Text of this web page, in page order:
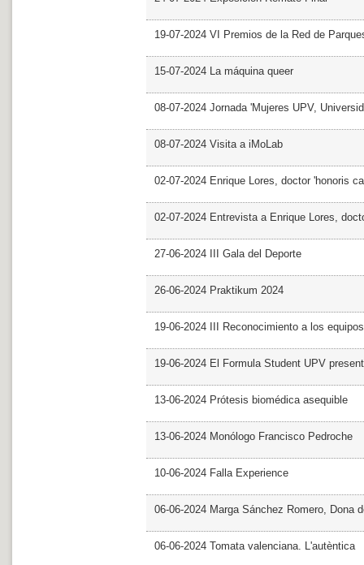
19-07-2024 VI Premios de la Red de
15-07-2024 La máquina queer
08-07-2024 Jornada 'Mujeres UPV,
08-07-2024 Visita a iMoLab
02-07-2024 Enrique Lores, doctor 'honoris
02-07-2024 Entrevista a Enrique Lores,
27-06-2024 III Gala del Deporte
26-06-2024 Praktikum 2024
19-06-2024 III Reconocimiento a los
19-06-2024 El Formula Student UPV
13-06-2024 Prótesis biomédica asequible
13-06-2024 Monólogo Francisco Pedroche
10-06-2024 Falla Experience
06-06-2024 Marga Sánchez Romero, Dona
06-06-2024 Tomata valenciana. L'autèntica